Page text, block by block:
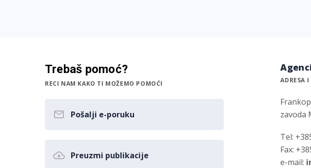
Trebaš pomoć?
RECI NAM KAKO TI MOŽEMO POMOĆI
Pošalji e-poruku
Preuzmi publikacije
ADRESA
zavoda
Tel:
Fax:
e-mail: